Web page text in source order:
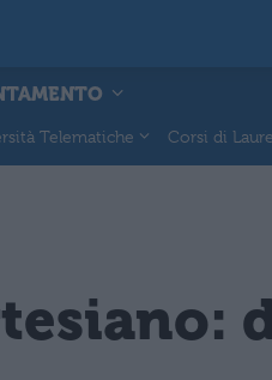
Telematiche Corsi di